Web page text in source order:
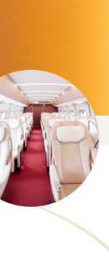
中文 繁體中文